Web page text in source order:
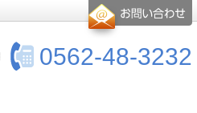
0562-48-3232